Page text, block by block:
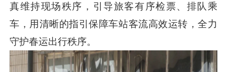
真维持现场秩序，引导旅客有序检票、排队乘
车，用清晰的指引保障车站客流高效运转，全力
守护春运出行秩序。